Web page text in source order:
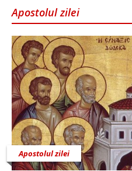
Apostolul zilei
Apostolul zilei